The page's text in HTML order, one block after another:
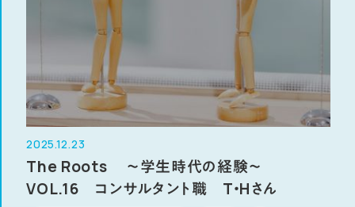
2025.12.23
The Roots ～学生時代の経験～
VOL.16 コンサルタント職 T・Hさん